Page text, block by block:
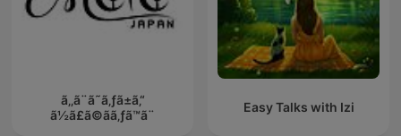
ã‚‚ã¨ã˜ã‚ƒã±ã‚“
ã½ã£ã©ãã‚ƒã™ã¨
Easy Talks with Izi